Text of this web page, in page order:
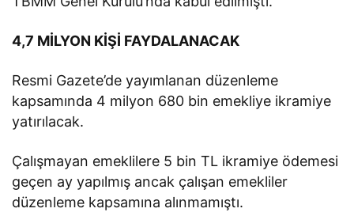
4,7 MİLYON KİŞİ FAYDALANACAK
Resmi Gazete’de yayımlanan düzenleme
kapsamında 4 milyon 680 bin emekliye ikramiye
yatırılacak.
Çalışmayan emeklilere 5 bin TL ikramiye ödemesi
geçen ay yapılmış ancak çalışan emekliler
düzenleme kapsamına alınmamıştı.